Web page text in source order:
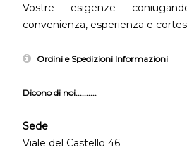
Vostre esigenze
convenienza, esperienza e
Ordini e Spedizioni Informazioni
Dicono di noi..........
Sede
Viale del Castello 46